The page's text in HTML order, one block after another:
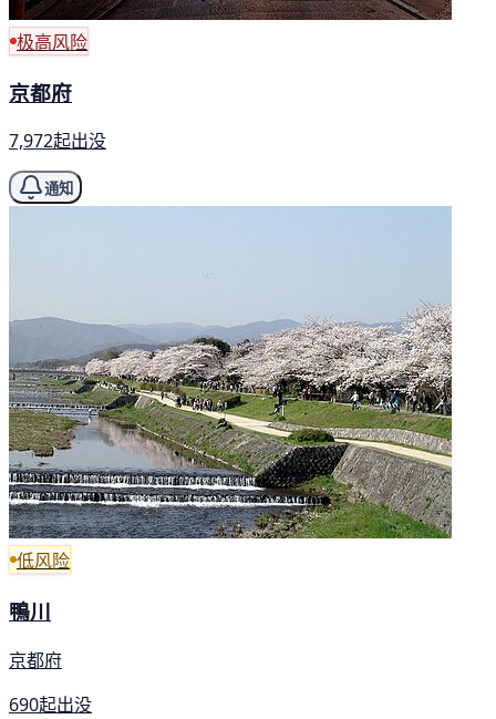
极高风险
京都府
7,972起出没
通知
低风险
鴨川
京都府
690起出没